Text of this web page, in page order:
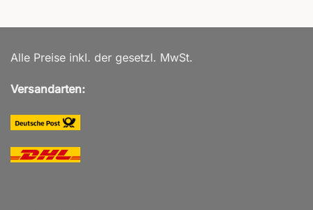
Alle Preise inkl. der gesetzl. MwSt.
Versandarten: